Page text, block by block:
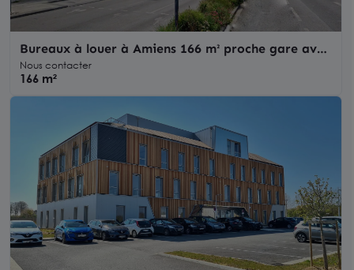
Bureaux à louer à Amiens 166 m² proche gare avec
parking en sous sol
Nous contacter
166 m²